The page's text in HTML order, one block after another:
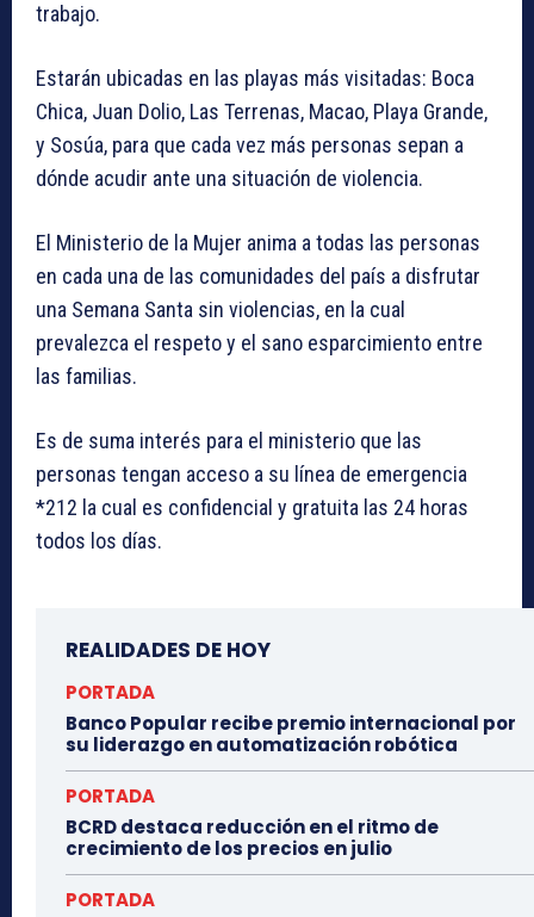
trabajo.
Estarán ubicadas en las playas más visitadas: Boca
Chica, Juan Dolio, Las Terrenas, Macao, Playa Grande,
y Sosúa, para que cada vez más personas sepan a
dónde acudir ante una situación de violencia.
El Ministerio de la Mujer anima a todas las personas
en cada una de las comunidades del país a disfrutar
una Semana Santa sin violencias, en la cual
prevalezca el respeto y el sano esparcimiento entre
las familias.
Es de suma interés para el ministerio que las
personas tengan acceso a su línea de emergencia
*212 la cual es confidencial y gratuita las 24 horas
todos los días.
REALIDADES DE HOY
PORTADA
Banco Popular recibe premio internacional por
su liderazgo en automatización robótica
PORTADA
BCRD destaca reducción en el ritmo de
crecimiento de los precios en julio
PORTADA